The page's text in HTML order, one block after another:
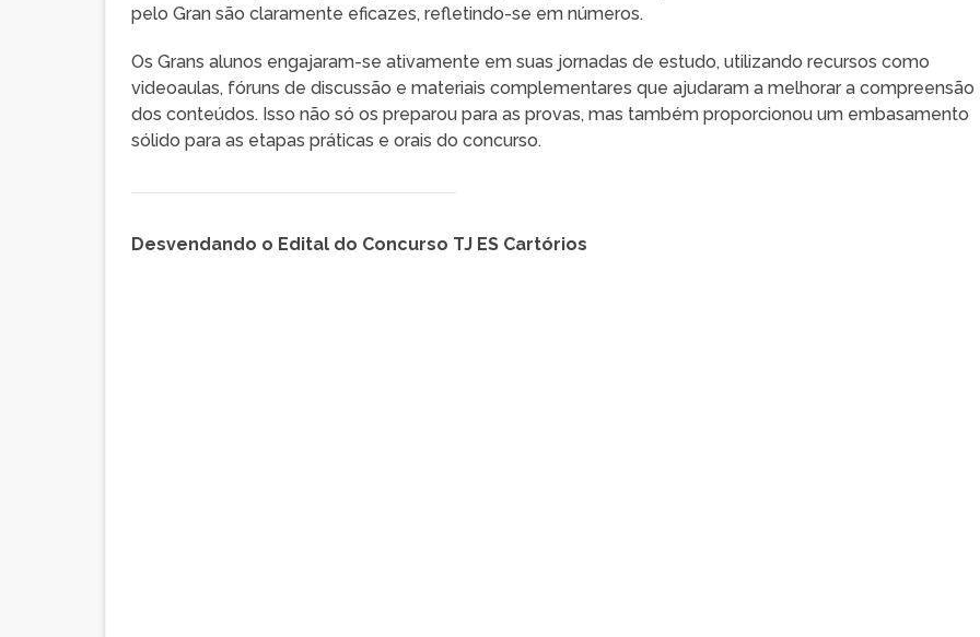
pelo Gran são claramente eficazes, refletindo-se em números.
Os Grans alunos engajaram-se ativamente em suas jornadas de estudo, utilizando recursos como
videoaulas, fóruns de discussão e materiais complementares que ajudaram a melhorar a compreensão
dos conteúdos. Isso não só os preparou para as provas, mas também proporcionou um embasamento
sólido para as etapas práticas e orais do concurso.
Desvendando o Edital do Concurso TJ ES Cartórios